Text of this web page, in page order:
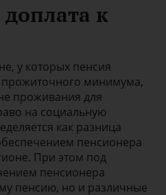
к
у которых пенсия
минимума,
проживания для
на социальную
как разница
пенсионера
При этом под
пенсионера
пенсию, но и различные